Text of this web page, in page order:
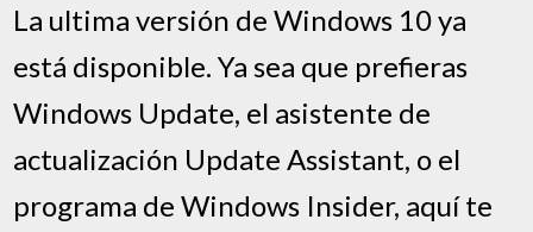
La ultima versión de Windows 10 ya
está disponible. Ya sea que prefieras
Windows Update, el asistente de
actualización Update Assistant, o el
programa de Windows Insider, aquí te